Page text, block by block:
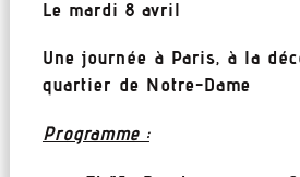
Le mardi 8 avril
Une journée à Paris, à la
quartier de Notre-Dame
Programme :